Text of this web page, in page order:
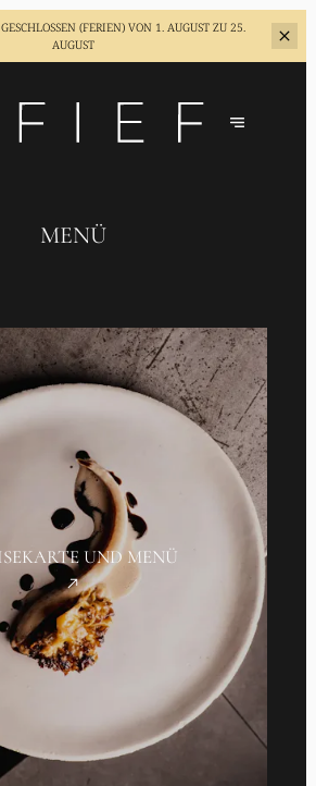
(FERIEN)VON 1. AUGUST ZU 25.
AUGUST
MENÜ
UND MENÜ